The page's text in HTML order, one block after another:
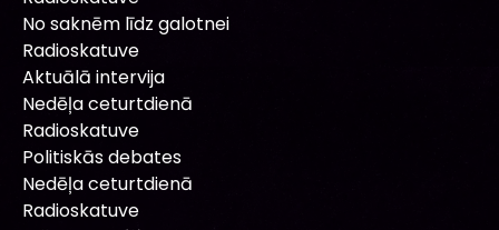
No saknēm līdz galotnei
Radioskatuve
Aktuālā intervija
Nedēļa ceturtdienā
Radioskatuve
Politiskās debates
Nedēļa ceturtdienā
Radioskatuve